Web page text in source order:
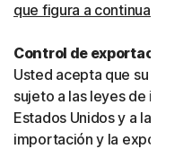
que figura a continuación
Control de exportaciones
Usted acepta que su uso
sujeto a las leyes de
Estados Unidos y a las
importación y la